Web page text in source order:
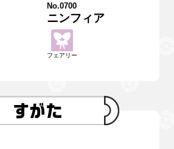
No.0700
ニンフィア
フェアリー